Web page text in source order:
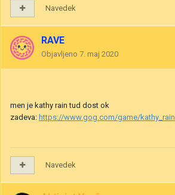
Navedek
RAVE
Objavljeno 7. maj 2020
men je kathy rain tud dost ok
zadeva: https://www.gog.com/game/kathy_rain
Navedek